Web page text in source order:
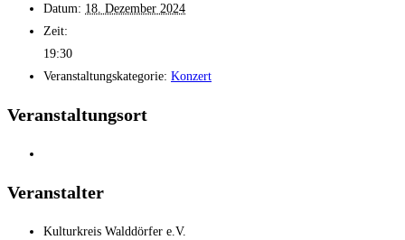
Datum: 18. Dezember 2024
Zeit:
19:30
Veranstaltungskategorie: Konzert
Veranstaltungsort
Veranstalter
Kulturkreis Walddörfer e.V.